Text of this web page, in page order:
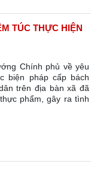
TÚC THỰC HIỆN
Chính phủ về yêu
biện pháp cấp bách
trên địa bàn xã đã
phẩm, gây ra tình